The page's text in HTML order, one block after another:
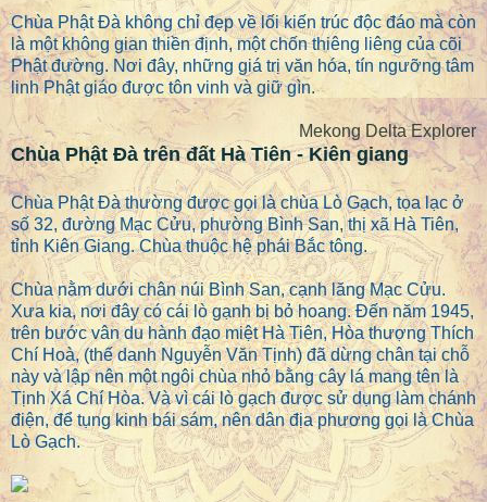
Chùa Phật Đà không chỉ đẹp về lối kiến trúc độc đáo mà còn
là một không gian thiền định, một chốn thiêng liêng của cõi
Phật đường. Nơi đây, những giá trị văn hóa, tín ngưỡng tâm
linh Phật giáo được tôn vinh và giữ gìn.
Mekong Delta Explorer
Chùa Phật Đà trên đất Hà Tiên - Kiên giang
Chùa Phật Đà thường được gọi là chùa Lò Gạch, tọa lạc ở
số 32, đường Mạc Cửu, phường Bình San, thị xã Hà Tiên,
tỉnh Kiên Giang. Chùa thuộc hệ phái Bắc tông.
Chùa nằm dưới chân núi Bình San, cạnh lăng Mạc Cửu.
Xưa kia, nơi đây có cái lò gạnh bị bỏ hoang. Đến năm 1945,
trên bước vân du hành đạo miệt Hà Tiên, Hòa thượng Thích
Chí Hoà, (thế danh Nguyễn Văn Tịnh) đã dừng chân tại chỗ
này và lập nên một ngôi chùa nhỏ bằng cây lá mang tên là
Tịnh Xá Chí Hòa. Và vì cái lò gạch được sử dụng làm chánh
điện, để tụng kinh bái sám, nên dân địa phương gọi là Chùa
Lò Gạch.